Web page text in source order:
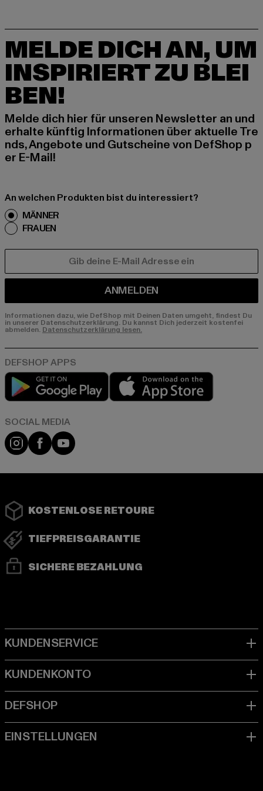
MELDE DICH AN, UM
INSPIRIERT ZU BLEI
BEN!
Melde dich hier für unseren Newsletter an und
erhalte künftig Informationen über aktuelle Tre
nds, Angebote und Gutscheine von DefShop p
er E-Mail!
An welchen Produkten bist du interessiert?
MÄNNER
FRAUEN
ANMELDEN
Informationen dazu, wie DefShop mit Deinen Daten umgeht, findest Du
in unserer Datenschutzerklärung. Du kannst Dich jederzeit kostenfei
abmelden. Datenschutzerklärung lesen.
Play market
Instagram
FacebookYouTube
KOSTENLOSE RETOURE
TIEFPREISGARANTIE
SICHERE BEZAHLUNG